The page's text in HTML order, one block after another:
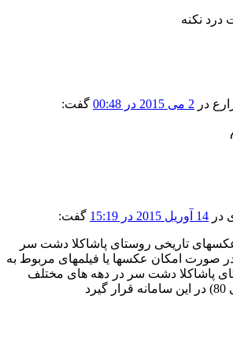
درد نکنه
در 2 می 2015 در 00:48 گفت:
در 14 آوریل 2015 در 15:19 گفت:
عکسهای تاریخی روستای پاشاکلا دشت سر
در صورت امکان عکسها یا فیلمهای مربوط به
پاشاکلا دشت سر در دهه های مختلف